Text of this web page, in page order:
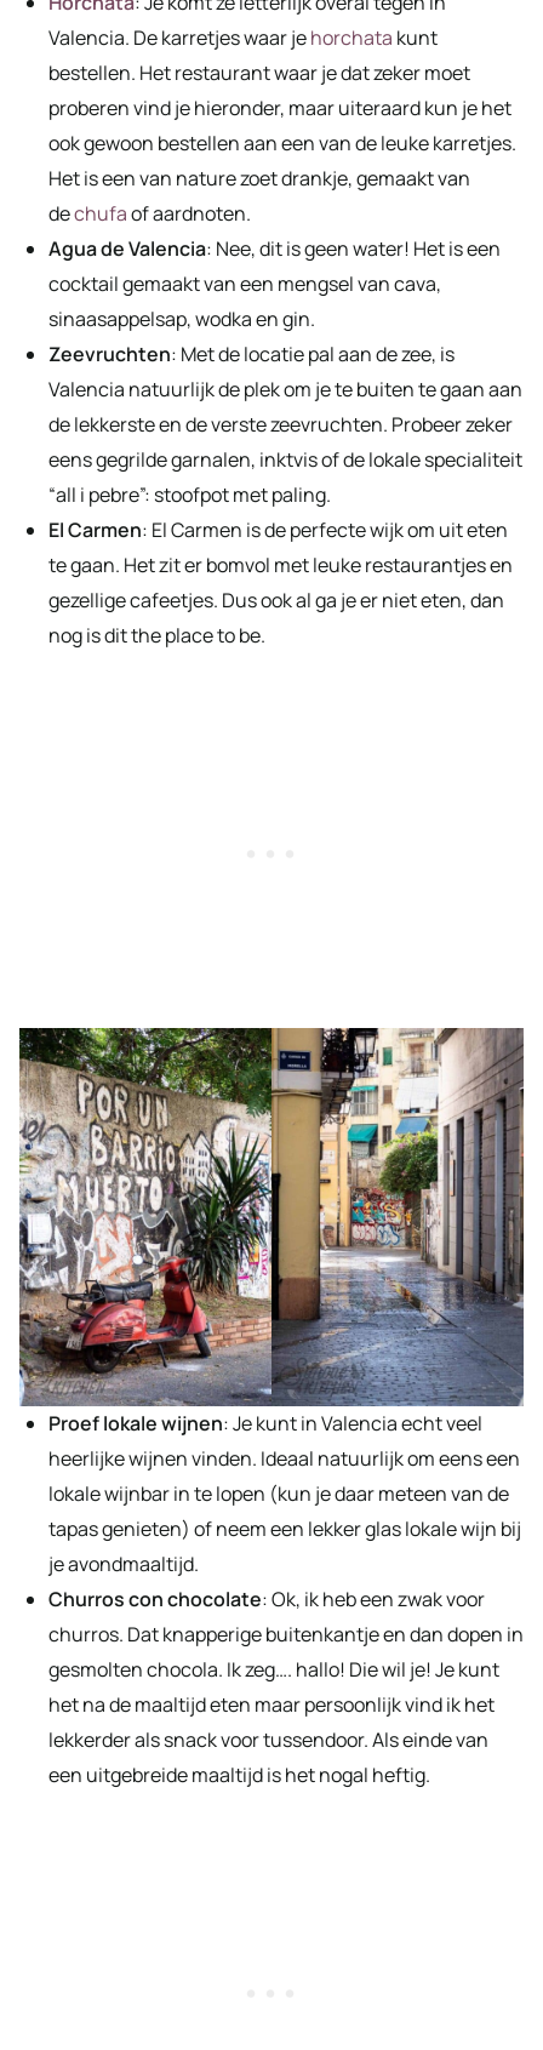
Valencia. De karretjes waar jehorchata kunt
bestellen. Het restaurant waar je dat zeker moet
proberen vind je hieronder, maar uiteraard kun je het
ook gewoon bestellen aan een van de leuke karretjes.
Het is een van nature zoet drankje, gemaakt van
dechufaof aardnoten.
Agua de Valencia: Nee, dit is geen water! Het is een
cocktail gemaakt van een mengsel van cava,
sinaasappelsap, wodka en gin.
Zeevruchten: Met de locatie pal aan de zee, is
Valencia natuurlijk de plek om je te buiten te gaan aan
de lekkerste en de verste zeevruchten. Probeer zeker
eens gegrilde garnalen, inktvis of de lokale specialiteit
“all i pebre”: stoofpot met paling.
El Carmen: El Carmen is de perfecte wijk om uit eten
te gaan. Het zit er bomvol met leuke restaurantjes en
gezellige cafeetjes. Dus ook al ga je er niet eten, dan
nog is dit the place to be.
Proef lokale wijnen: Je kunt in Valencia echt veel
heerlijke wijnen vinden. Ideaal natuurlijk om eens een
lokale wijnbar in te lopen (kun je daar meteen van de
tapas genieten) of neem een lekker glas lokale wijn bij
je avondmaaltijd.
Churros con chocolate: Ok, ik heb een zwak voor
churros. Dat knapperige buitenkantje en dan dopen in
gesmolten chocola. Ik zeg…. hallo! Die wil je! Je kunt
het na de maaltijd eten maar persoonlijk vind ik het
lekkerder als snack voor tussendoor. Als einde van
een uitgebreide maaltijd is het nogal heftig.